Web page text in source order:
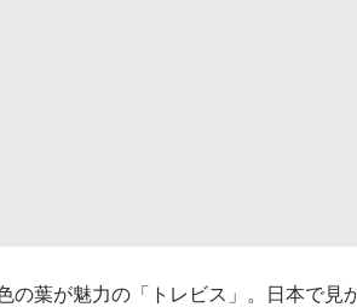
の葉が魅力の「トレビス」。日本で見